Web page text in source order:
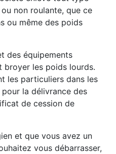
ou non roulante, que ce
ou même des poids
des équipements
broyer les poids lourds.
les particuliers dans les
la délivrance des
de cession de
et que vous avez un
vous débarrasser,